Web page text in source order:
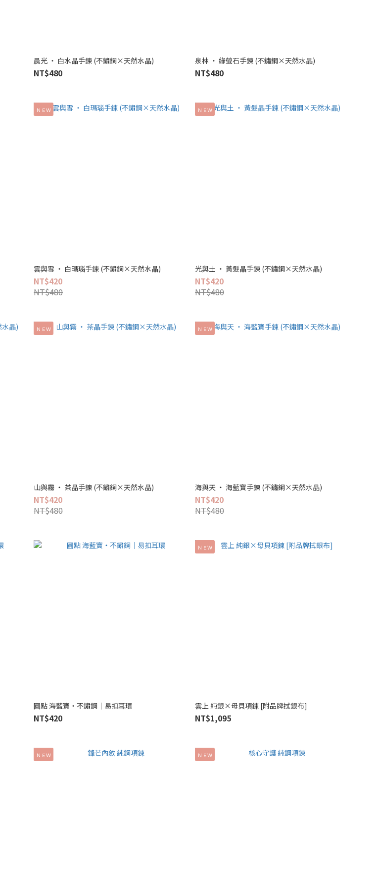
晨光 ‧ 白水晶手鍊 (不鏽鋼×天然水晶)
NT$480
泉林 ‧ 綠螢石手鍊 (不鏽鋼×天然水晶)
NT$480
ＮＥＷ
雲與雪 ‧ 白瑪瑙手鍊 (不鏽鋼×天然水晶)
NT$420
NT$480
ＮＥＷ
光與土 ‧ 黃髮晶手鍊 (不鏽鋼×天然水晶)
NT$420
NT$480
ＮＥＷ
山與霧 ‧ 茶晶手鍊 (不鏽鋼×天然水晶)
NT$420
NT$480
ＮＥＷ
海與天 ‧ 海藍寶手鍊 (不鏽鋼×天然水晶)
NT$420
NT$480
圓點 海藍寶‧不鏽鋼｜易扣耳環
NT$420
ＮＥＷ
雲上 純銀×母貝項鍊 [附品牌拭銀布]
NT$1,095
ＮＥＷ ＮＥＷ